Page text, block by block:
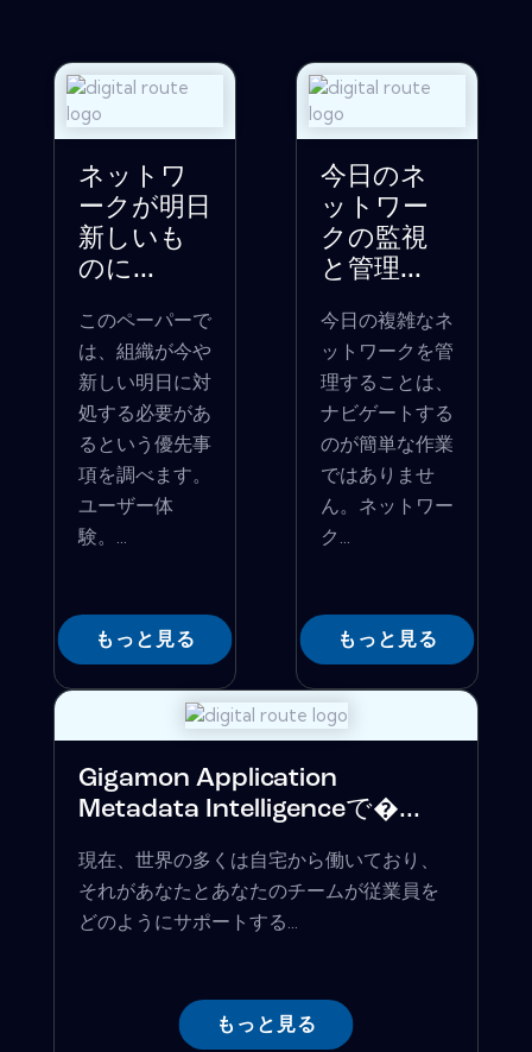
ネットワ
ークが明日
新しいも
のに...
このペーパーで
は、組織が今や
新しい明日に対
処する必要があ
るという優先事
項を調べます。
ユーザー体
験。...
もっと見る
今日のネ
ットワー
クの監視
と管理...
今日の複雑なネ
ットワークを管
理することは、
ナビゲートする
のが簡単な作業
ではありませ
ん。ネットワー
ク...
もっと見る
Gigamon Application
Metadata Intelligenceで�...
現在、世界の多くは自宅から働いており、
それがあなたとあなたのチームが従業員を
どのようにサポートする...
もっと見る